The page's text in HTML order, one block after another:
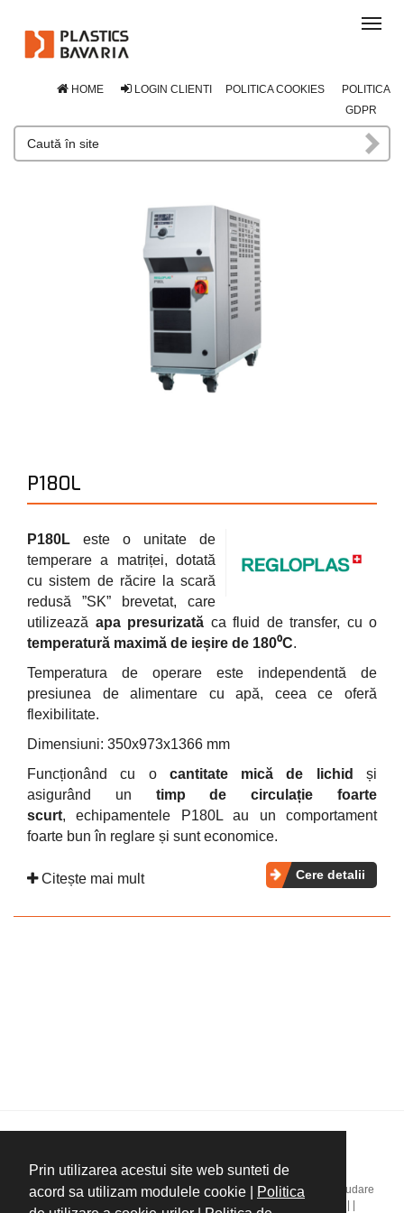
Prin utilizarea acestui site web sunteti de
acord sa utilizam modulele cookie |
Politica
HOME LOGIN CLIENTI POLITICA COOKIES
POLITICA
GDPR
P180L
P180L este o unitate de
temperare a matriței, dotată
cu sistem de răcire la scară
redusă ”SK” brevetat, care
utilizează apa presurizată ca fluid de transfer, cu o
temperatură maximă de ieșire de 180⁰C.
Temperatura de operare este independentă de
presiunea de alimentare cu apă, ceea ce oferă
flexibilitate.
Dimensiuni: 350x973x1366 mm
Funcționând cu o cantitate mică de lichid și
asigurând un timp de circulație foarte
scurt, echipamentele P180L au un comportament
foarte bun în reglare și sunt economice.
Citește mai mult Cere detalii
Home| Companie|Mașini de injecție mase plastice|Masini extrudare
mase plastice
Injecție cauciuc |Servicii Noutăți